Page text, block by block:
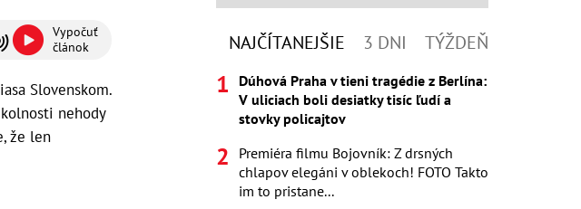
Vypočuť
článok
Slovenskom.
nehody
že len
NAJČÍTANEJŠIE 3 DNI TÝŽDEŇ
Dúhová Praha v tieni tragédie z Berlína:
V uliciach boli desiatky tisíc ľudí a
stovky policajtov
Premiéra filmu Bojovník: Z drsných
chlapov elegáni v oblekoch! FOTO Takto
im to pristane...